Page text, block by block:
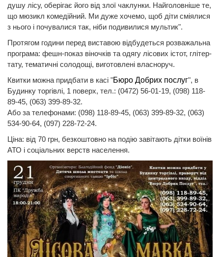
душу лісу, оберігає його від злої чаклунки. Найголовніше те,
що мюзикл комедійний. Ми дуже хочемо, щоб діти сміялися
з нього і почувалися так, ніби подивилися мультик".
Протягом години перед виставою відбудеться розважальна
програма: фешн-показ віночків та одягу лісових істот, глітер-
тату, тематичні солодощі, виготовлені власноруч.
Квитки можна придбати в касі "Бюро Добрих послуг", в
Будинку торгівлі, 1 поверх, тел.: (0472) 56-01-19, (098) 118-
89-45, (063) 399-89-32.
Або за телефонами: (098) 118-89-45, (063) 399-89-32, (063)
534-90-64, (097) 228-72-24.
Ціна: від 70 грн, безкоштовно на подію завітають дітки воїнів
АТО і соціальних верств населення.